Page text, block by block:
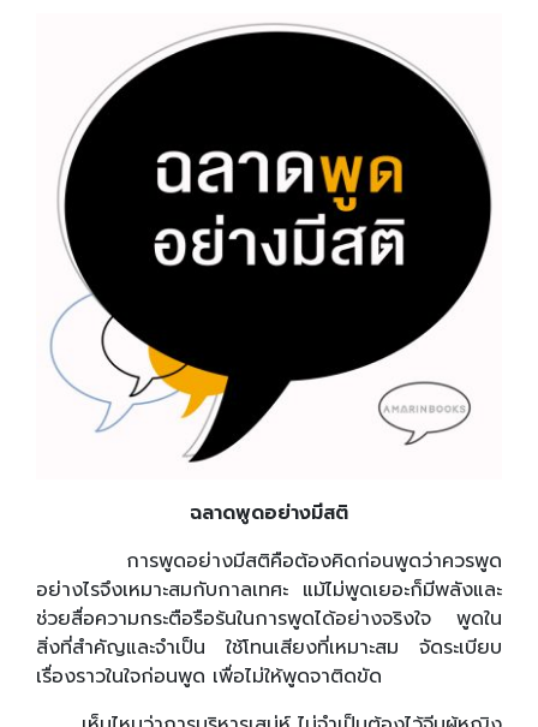
ฉลาดพูดอย่างมีสติ
การพูดอย่างมีสติคือต้องคิดก่อนพูดว่าควรพูด
อย่างไรจึงเหมาะสมกับกาลเทศะ แม้ไม่พูดเยอะก็มีพลังและ
ช่วยสื่อความกระตือรือร้นในการพูดได้อย่างจริงใจ พูดใน
สิ่งที่สำคัญและจำเป็น ใช้โทนเสียงที่เหมาะสม จัดระเบียบ
เรื่องราวในใจก่อนพูด เพื่อไม่ให้พูดจาติดขัด